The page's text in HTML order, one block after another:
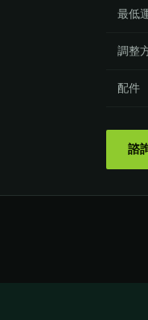
最低
調整
配件
諮